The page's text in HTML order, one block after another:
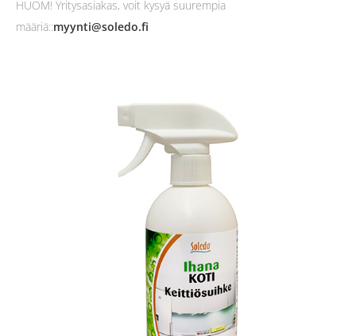
HUOM! Yritysasiakas, voit kysyä suurempia
määriä::myynti@soledo.fi